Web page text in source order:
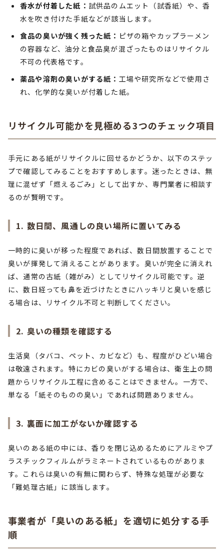
香水が付着した紙： 試供品のムエット（試香紙）や、香
水を吹き付けた手紙などが該当します。
食品の臭いが強く残った紙： ピザの箱やカップラーメン
の容器など、油分と食品臭が混ざったものはリサイクル
不可の代表格です。
薬品や溶剤の臭いがする紙： 工場や研究所などで使用さ
れ、化学的な臭いが付着した紙。
リサイクル可能かを見極める3つのチェック項目
手元にある紙がリサイクルに回せるかどうか、以下のステッ
プで確認してみることをおすすめします。迷ったときは、無
理に混ぜず「燃えるごみ」として出すか、専門業者に相談す
るのが賢明です。
1. 数日間、風通しの良い場所に置いてみる
一時的に臭いが移った程度であれば、数日間放置することで
臭いが揮発して消えることがあります。臭いが完全に消えれ
ば、通常の古紙（雑がみ）としてリサイクル可能です。逆
に、数日経っても鼻を近づけたときにハッキリと臭いを感じ
る場合は、リサイクル不可と判断してください。
2. 臭いの種類を確認する
生活臭（タバコ、ペット、カビなど）も、程度がひどい場合
は敬遠されます。特にカビの臭いがする場合は、衛生上の問
題からリサイクル工程に含めることはできません。一方で、
単なる「紙そのものの臭い」であれば問題ありません。
3. 裏面に加工がないか確認する
臭いのある紙の中には、香りを閉じ込めるためにアルミやプ
ラスチックフィルムがラミネートされているものがありま
す。これらは臭いの有無に関わらず、特殊な処理が必要な
「難処理古紙」に該当します。
事業者が「臭いのある紙」を適切に処分する手
順